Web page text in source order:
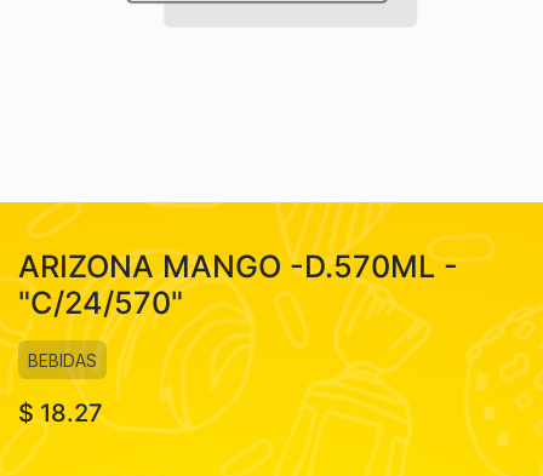
ARIZONA MANGO -D.570ML -
"C/24/570"
BEBIDAS
$18.27